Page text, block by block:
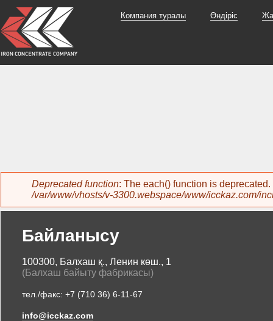
Компания туралы Өндіріс
Error message
Deprecated function: The each() function is
/var/www/vhosts/v-3300.webspace/www/icckaz.com/
Байланысу
100300, Балхаш қ., Ленин көш., 1
(Балхаш байыту фабрикасы)
тел./факс: +7 (710 36) 6-11-67
info@icckaz.com